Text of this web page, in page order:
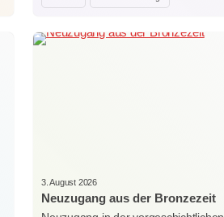
3. August 2026
Neuzugang aus der Bronzezeit